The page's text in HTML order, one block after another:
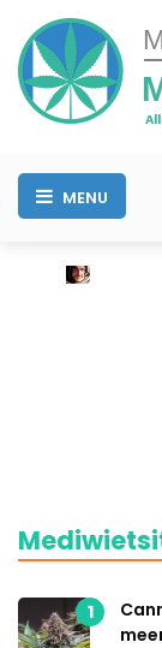
MENU
1